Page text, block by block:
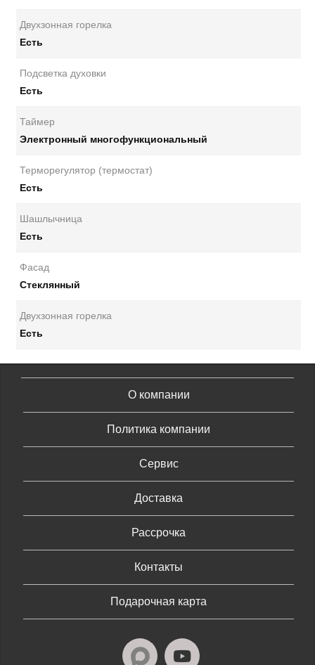
Двухзонная горелка
Есть
Подсветка духовки
Есть
Таймер
Электронный многофункциональный
Терморегулятор (термостат)
Есть
Шашлычница
Есть
Фасад
Стеклянный
Двухзонная горелка
Есть
О компании
Политика компании
Сервис
Доставка
Рассрочка
Контакты
Подарочная карта